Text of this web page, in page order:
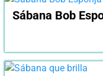
Sábana Bob